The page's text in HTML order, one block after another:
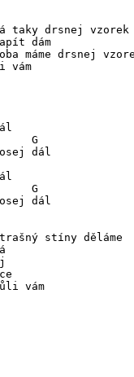
taky drsnej vzorek
dám
máme drsnej
vám
G
dál
G
dál
stíny děláme
vám